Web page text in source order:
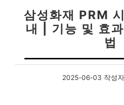
삼성화재 PRM
내 | 기능 및 효
법
2025-06-03 작성